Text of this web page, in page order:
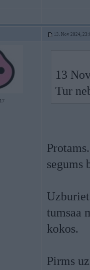
13. Nov 2024,
13
Tur
segums
tumsaa
kokos.
Pirms